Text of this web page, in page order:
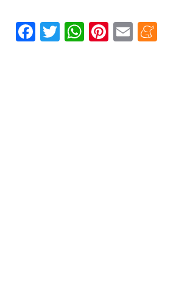
Facebook
Twitter
WhatsApp
Pinterest
Email